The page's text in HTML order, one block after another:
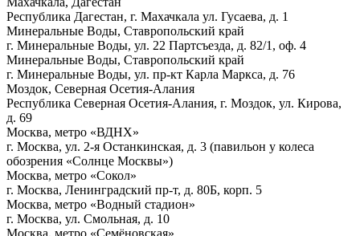
Республика Дагестан, г. Махачкала ул. Гусаева, д. 1
Минеральные Воды, Ставропольский край
г. Минеральные Воды, ул. 22 Партсъезда, д. 82/1, оф. 4
Минеральные Воды, Ставропольский край
г. Минеральные Воды, ул. пр-кт Карла Маркса, д. 76
Моздок, Северная Осетия-Алания
Республика Северная Осетия-Алания, г. Моздок, ул. Кирова,
д. 69
Москва, метро «ВДНХ»
г. Москва, ул. 2-я Останкинская, д. 3 (павильон у колеса
обозрения «Солнце Москвы»)
Москва, метро «Сокол»
г. Москва, Ленинградский пр-т, д. 80Б, корп. 5
Москва, метро «Водный стадион»
г. Москва, ул. Смольная, д. 10
Москва, метро «Семёновская»